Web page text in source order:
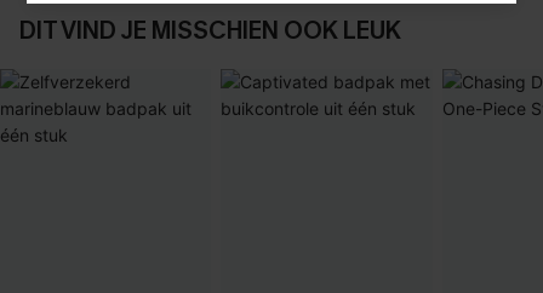
DIT VIND JE MISSCHIEN OOK LEUK